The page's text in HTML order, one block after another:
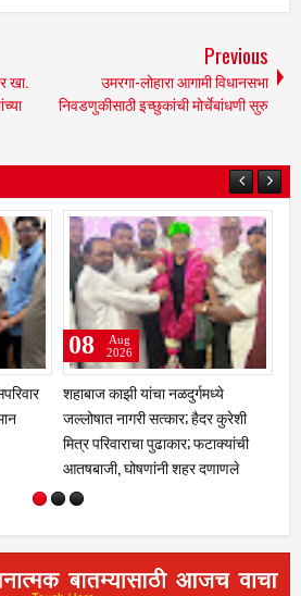
खा.
Previous
उमरगा-लोहारा आगामी विधानसभा
निवडणुकीसाठी इच्छुकांची मोर्चेबांधणी सुरु
एसआयआर मोहीम : नळदुर्ग शहरातील
३,९२४ मतदारांची नावे वगळलीमयत,
दुबार, स्थलांतरित व न सापडलेल्या
मतदारांची छाननी; दावे-हरकती दाखल
करण्याचे आवाहन
07
Aug
2026